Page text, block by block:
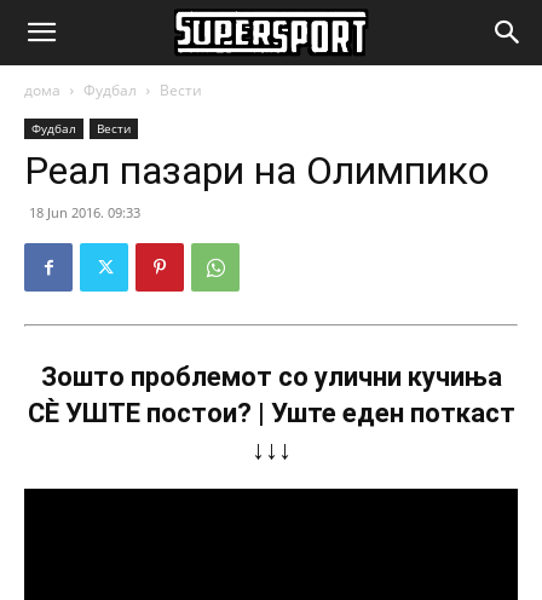
SuperSport.mk
дома Фудбал Вести
Фудбал Вести
Реал пазари на Олимпико
18 Jun 2016. 09:33
Зошто проблемот со улични кучиња
СÈ УШТЕ постои? | Уште еден поткаст
↓↓↓